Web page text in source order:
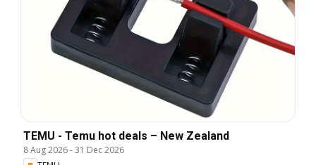
TEMU - Temu hot deals – New Zealand
8 Aug 2026-31 Dec 2026